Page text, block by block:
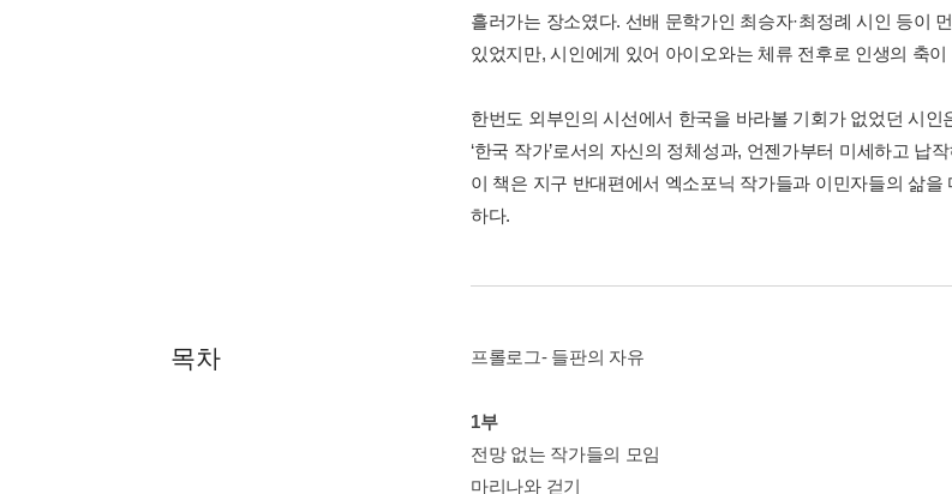
흘러가는 장소였다. 선배 문학가인 최승자·최정례 시인 등이
있었지만, 시인에게 있어 아이오와는 체류 전후로 인생의 축
한번도 외부인의 시선에서 한국을 바라볼 기회가 없었던 시
‘한국 작가’로서의 자신의 정체성과, 언젠가부터 미세하고
이 책은 지구 반대편에서 엑소포닉 작가들과 이민자들의 삶을
하다.
목차 프롤로그- 들판의 자유
1부
전망 없는 작가들의 모임
마리나와 걷기